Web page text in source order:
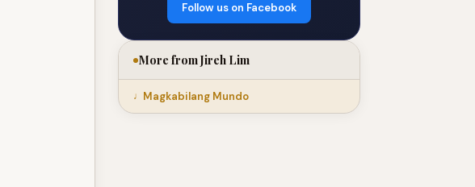
Follow us on Facebook
More from Jireh Lim
Magkabilang Mundo